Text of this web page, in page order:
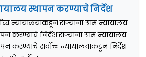
स्थापन करण्याचे निर्देश
न्यायालयाकडून राज्यांना ग्राम न्यायालय
करण्याचे निर्देश राज्यांना ग्राम न्यायालय
करण्याचे सर्वोच्च न्यायालयाकडून निर्देश